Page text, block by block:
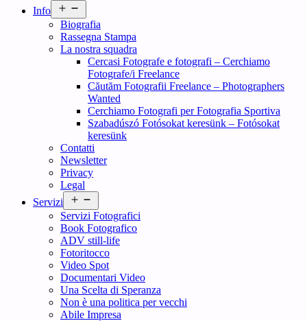
Info
menu
Biografia
Rassegna Stampa
La nostra squadra
Cercasi Fotografe e fotografi – Cerchiamo
Fotografe/i Freelance
Căutăm Fotografii Freelance – Photographers
Wanted
Cerchiamo Fotografi per Fotografia Sportiva
Szabadúszó Fotósokat keresünk – Fotósokat
keresünk
Contatti
Newsletter
Privacy
Legal
Servizi
menu
Servizi Fotografici
Book Fotografico
ADV still-life
Fotoritocco
Video Spot
Documentari Video
Una Scelta di Speranza
Non è una politica per vecchi
Abile Impresa